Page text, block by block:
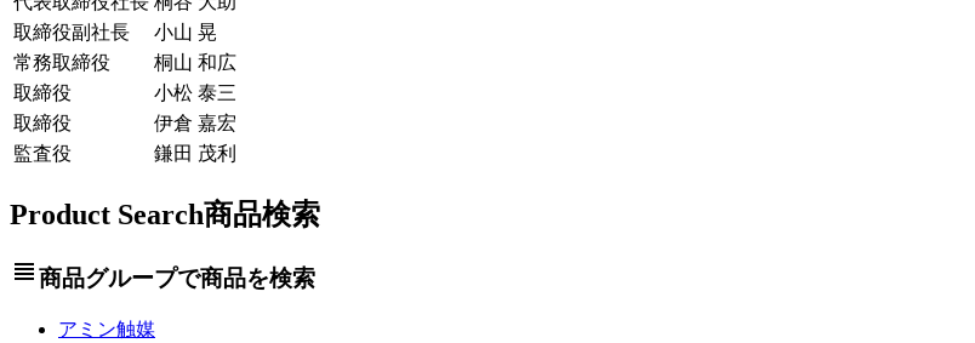
取締役副社長
小山 晃
常務取締役
桐山 和広
取締役
小松 泰三
取締役
伊倉 嘉宏
監査役
鎌田 茂利
Product Search商品検索
view_headline商品グループで商品を検索
アミン触媒